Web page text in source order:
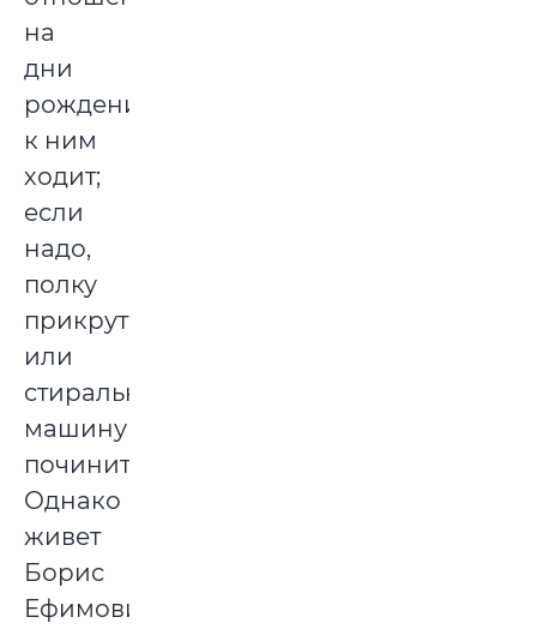
на
дни
рождения
к ним
ходит;
если
надо,
полку
прикрутит
или
стиральную
машину
починит…
Однако
живет
Борис
Ефимович